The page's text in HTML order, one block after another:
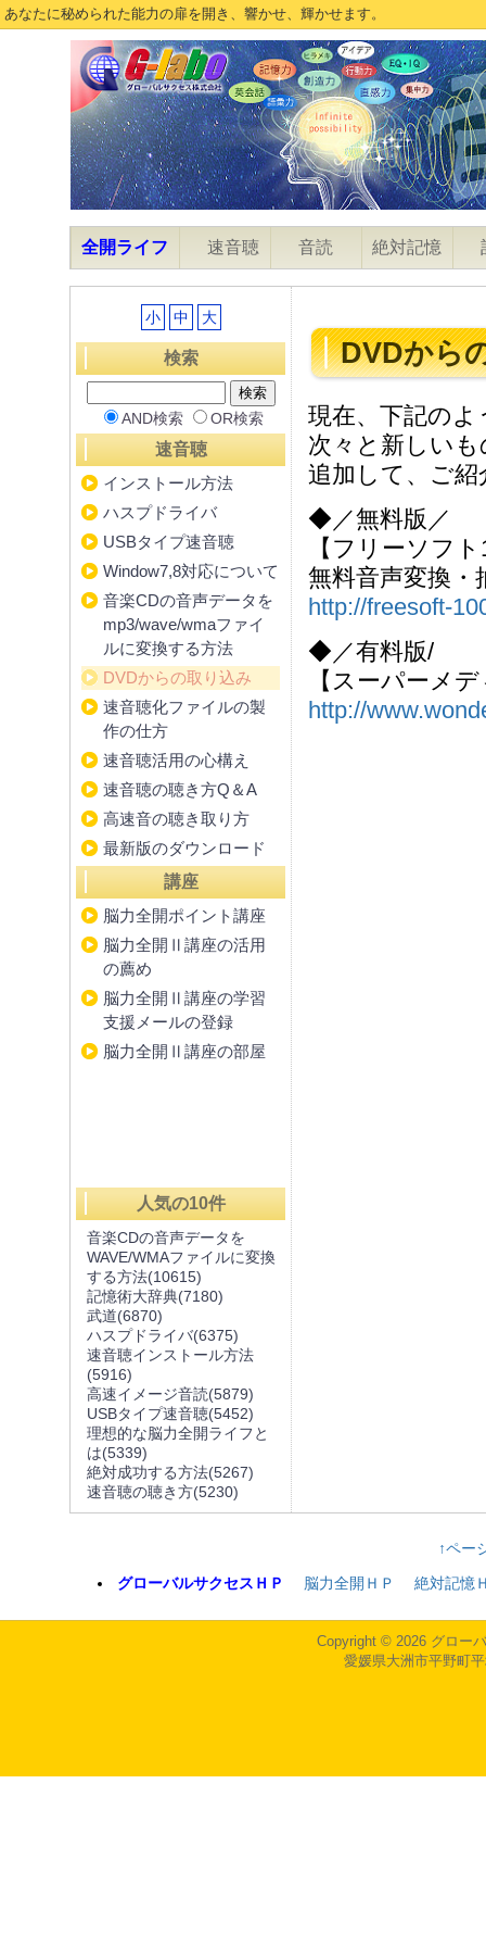
あなたに秘められた能力の扉を開き、響かせ、輝かせます。
全開ライフ 速音聴 音読 絶対記憶
DVDから
現在、下記の
次々と新しい
追加して、ご
◆／無料版／
【フリーソフ
無料音声変換・
http://freesoft-
◆／有料版/
【スーパーメ
http://
小 中 大
検索
AND検索 OR検索
速音聴
インストール方法
ハスプドライバ
USBタイプ速音聴
Window7,8対応について
音楽CDの音声データを
mp3/wave/wmaファイ
ルに変換する方法
DVDからの取り込み
速音聴化ファイルの製
作の仕方
速音聴活用の心構え
速音聴の聴き方Q＆A
高速音の聴き取り方
最新版のダウンロード
講座
脳力全開ポイント講座
脳力全開Ⅱ講座の活用
の薦め
脳力全開Ⅱ講座の学習
支援メールの登録
脳力全開Ⅱ講座の部屋
人気の10件
音楽CDの音声データを
WAVE/WMAファイルに変換
する方法(10615)
記憶術大辞典(7180)
武道(6870)
ハスプドライバ(6375)
速音聴インストール方法
(5916)
高速イメージ音読(5879)
USBタイプ速音聴(5452)
理想的な脳力全開ライフと
は(5339)
絶対成功する方法(5267)
速音聴の聴き方(5230)
↑ペー
グローバルサクセスＨＰ
脳力全開ＨＰ 絶対記
Copyright © 2026 グロー
愛媛県大洲市平野町